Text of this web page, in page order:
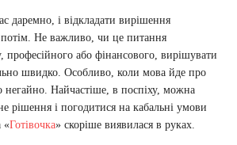
даремно, і відкладати вирішення
Не важливо, чи це питання
професійного або фінансового, вирішувати
швидко. Особливо, коли мова йде про
негайно. Найчастіше, в поспіху, можна
рішення і погодитися на кабальні умови
«Готівочка» скоріше виявилася в руках.